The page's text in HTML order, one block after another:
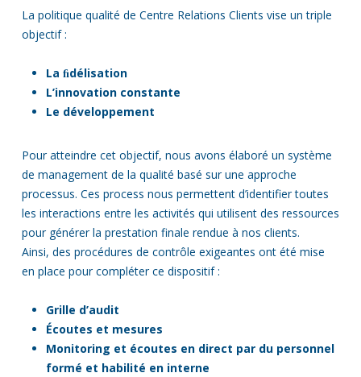
La politique qualité de Centre Relations Clients vise un triple
objectif :
La ﬁdélisation
L’innovation constante
Le développement
Pour atteindre cet objectif, nous avons élaboré un système
de management de la qualité basé sur une approche
processus. Ces process nous permettent d’identifier toutes
les interactions entre les activités qui utilisent des ressources
pour générer la prestation finale rendue à nos clients.
Ainsi, des procédures de contrôle exigeantes ont été mise
en place pour compléter ce dispositif :
Grille d’audit
Écoutes et mesures
Monitoring et écoutes en direct par du personnel
formé et habilité en interne